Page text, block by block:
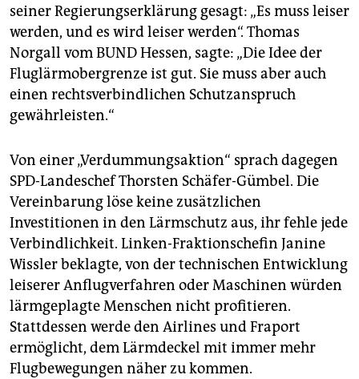
seiner Regierungserklärung gesagt: „Es muss leiser
werden, und es wird leiser werden“. Thomas
Norgall vom BUND Hessen, sagte: „Die Idee der
Fluglärmobergrenze ist gut. Sie muss aber auch
einen rechtsverbindlichen Schutzanspruch
gewährleisten.“
Von einer „Verdummungsaktion“ sprach dagegen
SPD-Landeschef Thorsten Schäfer-Gümbel. Die
Vereinbarung löse keine zusätzlichen
Investitionen in den Lärmschutz aus, ihr fehle jede
Verbindlichkeit. Linken-Fraktionschefin Janine
Wissler beklagte, von der technischen Entwicklung
leiserer Anflugverfahren oder Maschinen würden
lärmgeplagte Menschen nicht profitieren.
Stattdessen werde den Airlines und Fraport
ermöglicht, dem Lärmdeckel mit immer mehr
Flugbewegungen näher zu kommen.